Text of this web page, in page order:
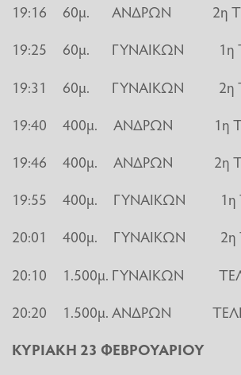
19:16 60μ. ΑΝΔΡΩΝ 2η
19:25 60μ. ΓΥΝΑΙΚΩΝ 1η
19:31 60μ. ΓΥΝΑΙΚΩΝ 2η
19:40 400μ. ΑΝΔΡΩΝ 1η
19:46 400μ. ΑΝΔΡΩΝ 2η
19:55 400μ. ΓΥΝΑΙΚΩΝ 1η
20:01 400μ. ΓΥΝΑΙΚΩΝ 2η
20:10 1.500μ. ΓΥΝΑΙΚΩΝ
20:20 1.500μ. ΑΝΔΡΩΝ
ΚΥΡΙΑΚΗ 23 ΦΕΒΡΟΥΑΡΙΟΥ